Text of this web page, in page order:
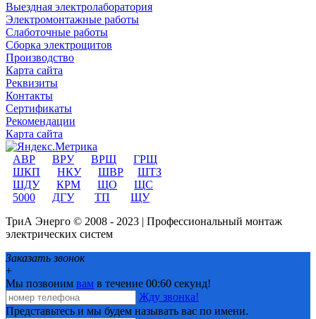
Выездная электролаборатория
Электромонтажные работы
Слаботочные работы
Сборка электрощитов
Производство
Карта сайта
Реквизиты
Контакты
Сертификаты
Рекомендации
Карта сайта
АВР ВРУ ВРЩ
ГРЩ
ШКП
НКУ ШВР
ШТЗ
ШДУ
КРМ ЩО
ЩС
5000
ДГУ ТП
ЩУ
ТриА Энерго © 2008 - 2023 | Профессиональный монтаж
электрических систем
Заказать звонок
+
Мы позвоним вам в течение 00:60 секунд!
Жду звонка!
Представьтесь и мы будем называть вас по имени.